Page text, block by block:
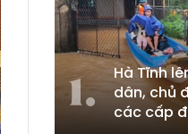
Hà Tĩnh
dân, chủ
các cấp